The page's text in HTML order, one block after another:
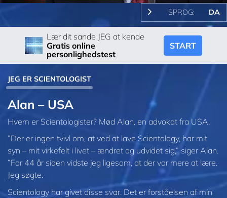
SPROG: DA
Lær dit sande JEG at kende
Gratis online
personlighedstest
START
JEG ER SCIENTOLOGIST
Alan – USA
Hvem er Scientologister? Mød Alan, en advokat fra USA.
”Der er ingen tvivl om, at ved at lave Scientology, har mit
syn – mit virkefelt i livet – ændret og udvidet sig,” siger Alan.
”For 44 år siden vidste jeg ligesom, at der var mere at lære.
Jeg søgte.
Scientology har givet disse svar. Det er forståelsen af min